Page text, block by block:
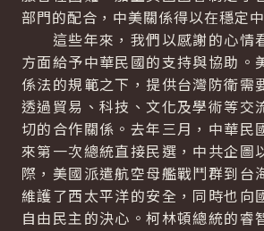
部門的配合，中美關係得以在穩定
這些年來，我們以感謝的心情
方面給予中華民國的支持與協助。
係法的規範之下，提供台灣防衛需
透過貿易、科技、文化及學術等交
切的合作關係。去年三月，中華民
來第一次總統直接民選，中共企圖
際，美國派遣航空母艦戰鬥群到台
維護了西太平洋的安全，同時也向
自由民主的決心。柯林頓總統的睿